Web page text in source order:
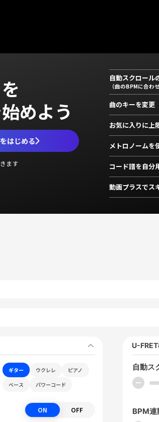
めよう
はじめる
ます
自動スクロール
（曲のBPMに合わ
曲のキーを変更
お気に入りに上
メトロノームを
コード譜を自分
動画プラスでス
ギター ウクレレ
ピアノ
ベース
パワーコード
ON OFF
U-
自動ス
ー
BPM連